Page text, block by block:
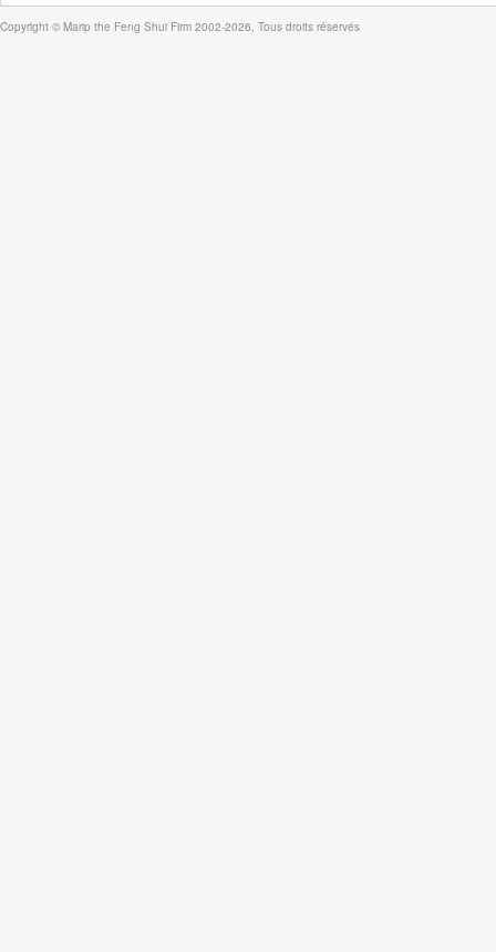
Copyright © Marip the Feng Shui Firm 2002-2026, Tous droits réservés